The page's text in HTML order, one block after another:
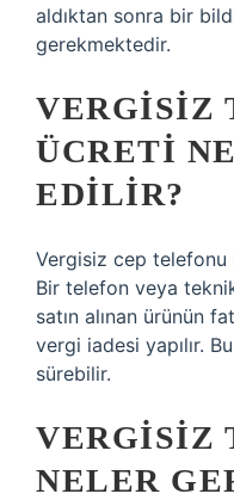
aldıktan sonra bir
gerekmektedir.
VERGISIZ
ÜCRETI
EDILIR?
Vergisiz cep telefonu
Bir telefon veya
satın alınan ürünün
vergi iadesi yapılır.
sürebilir.
VERGISIZ
NELER